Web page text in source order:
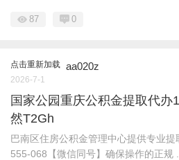
87 0
点击重新加载 aa020z
2026-7-1
国家公园重庆公积金提取代办
然T2Gh
巴南区住房公积金管理中心提供专业
555-068【微信同号】确保操作的正规 ...